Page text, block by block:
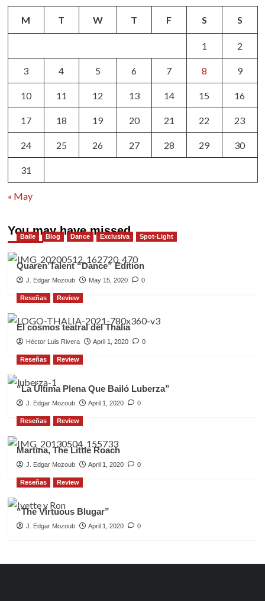
M T W T F S S
1 2
3 4 5 6 7 8 9
10 11 12 13 14 15 16
17 18 19 20 21 22 23
24 25 26 27 28 29 30
31
« May
You may have missed
Baile Blog Dance Exclusiva Spot-Light
Quaren’Talent “Dance” Edition
J. Edgar Mozoub May 15, 2020 0
Reseñas Review
El cosmos teatral del Thalia
Héctor Luis Rivera April 1, 2020 0
Reseñas Review
“La Última Plena Que Bailó Luberza”
J. Edgar Mozoub April 1, 2020 0
Reseñas Review
Martina, The Little Roach
J. Edgar Mozoub April 1, 2020 0
Reseñas Review
“The Virtuous Blugar”
J. Edgar Mozoub April 1, 2020 0